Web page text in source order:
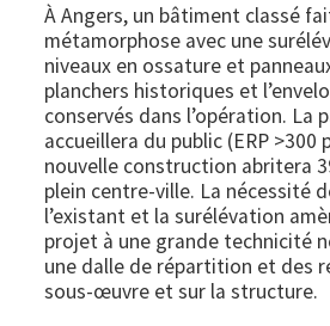
À Angers, un bâtiment classé
métamorphose avec une
niveaux en ossature et
planchers historiques et
conservés dans l’opération. La
accueillera du public (ERP >300
nouvelle construction abritera
plein centre-ville. La nécessité
l’existant et la surélévation
projet à une grande technicité
une dalle de répartition et des
sous-œuvre et sur la structure.